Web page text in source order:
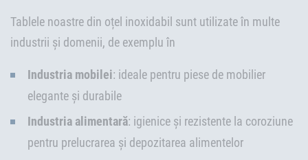
Tablele noastre din oțel inoxidabil sunt utilizate în multe
industrii și domenii, de exemplu în
Industria mobilei: ideale pentru piese de mobilier
elegante și durabile
Industria alimentară: igienice și rezistente la coroziune
pentru prelucrarea și depozitarea alimentelor